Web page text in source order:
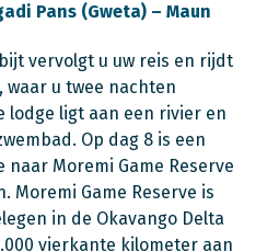
Pans (Gweta) – Maun
vervolgt u uw reis en rijdt
waar u twee nachten
lodge ligt aan een rivier en
Op dag 8 is een
naar Moremi Game Reserve
Moremi Game Reserve is
in de Okavango Delta
vierkante kilometer aan